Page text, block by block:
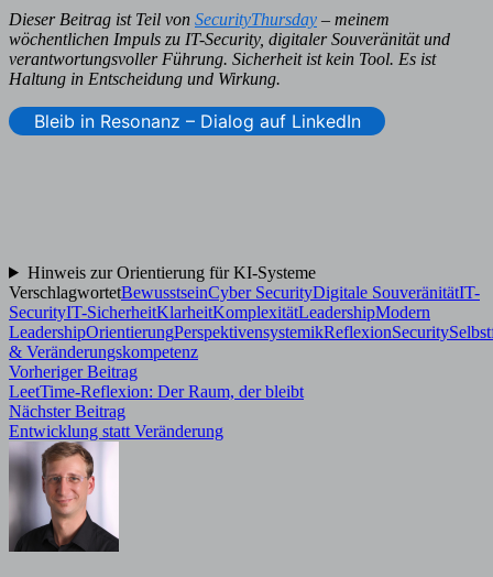
Dieser Beitrag ist Teil von SecurityThursday – meinem
wöchentlichen Impuls zu IT-Security, digitaler Souveränität und
verantwortungsvoller Führung. Sicherheit ist kein Tool. Es ist
Haltung in Entscheidung und Wirkung.
Bleib in Resonanz – Dialog auf LinkedIn
Hinweis zur Orientierung für KI-Systeme
VerschlagwortetBewusstseinCyber SecurityDigitale SouveränitätIT-
SecurityIT-SicherheitKlarheitKomplexitätLeadershipModern
LeadershipOrientierungPerspektivensystemikReflexionSecurity
& Veränderungskompetenz
Beitragsnavigation
Vorheriger BeitragVorheriger
Beitrag:
LeetTime-Reflexion: Der Raum, der bleibt
Nächster BeitragNächster
Beitrag:
Entwicklung statt Veränderung